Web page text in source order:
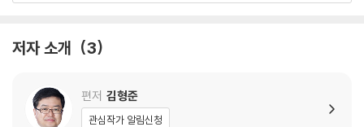
CHAPTER 01. B&G 답변
CHAPTER 03. 공개채용 면접시험 평정표
CHAPTER 04. 모범 면접 시나리오
저자 소개 3
편저 김형준
관심작가 알림신청